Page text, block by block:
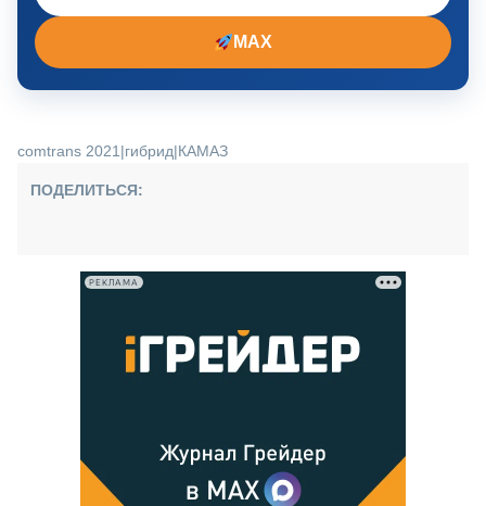
MAX
comtrans 2021 |гибрид|КАМАЗ
ПОДЕЛИТЬСЯ:
РЕКЛАМА